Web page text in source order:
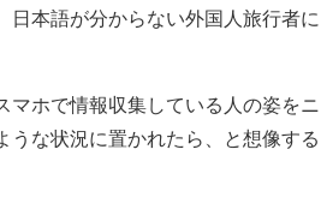
本語が分からない外国人旅行者に
ホで情報収集している人の姿をニ
うな状況に置かれたら、と想像する